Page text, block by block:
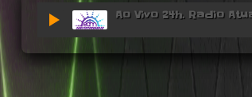
Ao Vivo 24h. Radio